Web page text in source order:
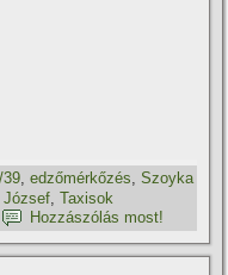
39 ,edzőmérkőzés ,Szoyka
József,Taxisok
Hozzászólás most!